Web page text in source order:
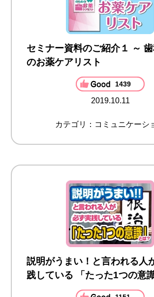
セミナー資料のご紹介１ ～
のお薬ケアリスト
1439
2019.10.11
カテゴリ：コミュニケーシ
説明がうまい！と言われる人
践している 「たった1つの意